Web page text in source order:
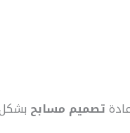
تصميم مسابح